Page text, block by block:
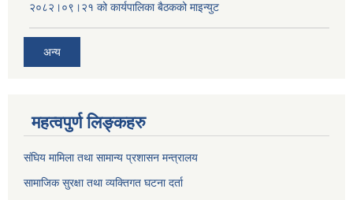
२०८२।०९।२१ को कार्यपालिका बैठकको माइन्युट
अन्य
महत्वपुर्ण लिङ्कहरु
संघिय मामिला तथा सामान्य प्रशासन मन्त्रालय
सामाजिक सुरक्षा तथा व्यक्तिगत घटना दर्ता